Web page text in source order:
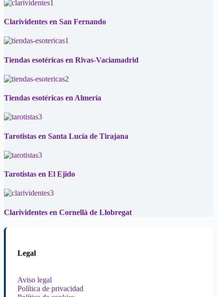
Clarividentes en San Fernando
Tiendas esotéricas en Rivas-Vaciamadrid
Tiendas esotéricas en Almería
Tarotistas en Santa Lucía de Tirajana
Tarotistas en El Ejido
Clarividentes en Cornellà de Llobregat
Legal
Aviso legal
Política de privacidad